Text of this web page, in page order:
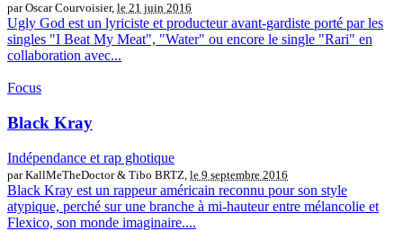
par Oscar Courvoisier, le 21 juin 2016
Ugly God est un lyriciste et producteur avant-gardiste porté par les
singles "I Beat My Meat", "Water" ou encore le single "Rari" en
collaboration avec...
Focus
Black Kray
Indépendance et rap ghotique
par KallMeTheDoctor & Tibo BRTZ, le 9 septembre 2016
Black Kray est un rappeur américain reconnu pour son style
atypique, perché sur une branche à mi-hauteur entre mélancolie et
Flexico, son monde imaginaire....